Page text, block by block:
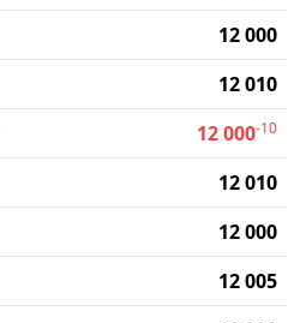
12 000
12 010
12 000-10
12 010
12 000
12 005